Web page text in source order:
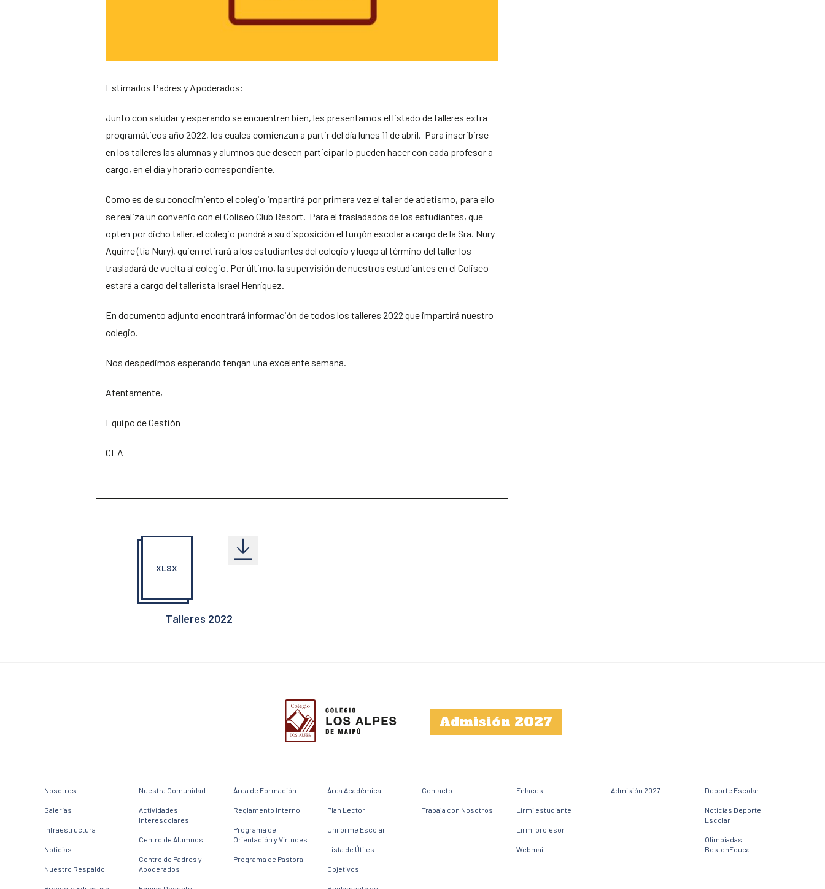
Estimados Padres y Apoderados:
Junto con saludar y esperando se encuentren bien, les presentamos el listado de talleres extra
programáticos año 2022, los cuales comienzan a partir del día lunes 11 de abril. Para inscribirse
en los talleres las alumnas y alumnos que deseen participar lo pueden hacer con cada profesor a
cargo, en el día y horario correspondiente.
Como es de su conocimiento el colegio impartirá por primera vez el taller de atletismo, para ello
se realiza un convenio con el Coliseo Club Resort. Para el trasladados de los estudiantes, que
opten por dicho taller, el colegio pondrá a su disposición el furgón escolar a cargo de la Sra. Nury
Aguirre (tía Nury), quien retirará a los estudiantes del colegio y luego al término del taller los
trasladará de vuelta al colegio. Por último, la supervisión de nuestros estudiantes en el Coliseo
estará a cargo del tallerista Israel Henríquez.
En documento adjunto encontrará información de todos los talleres 2022 que impartirá nuestro
colegio.
Nos despedimos esperando tengan una excelente semana.
Atentamente,
Equipo de Gestión
CLA
XLSX
Talleres 2022
Admisión 2027
Nosotros
Galerías
Infraestructura
Noticias
Nuestro Respaldo
Nuestra Comunidad
Actividades
Interescolares
Centro de Alumnos
Centro de Padres y
Apoderados
Área de Formación
Reglamento Interno
Programa de
Orientación y Virtudes
Programa de Pastoral
Área Académica
Plan Lector
Uniforme Escolar
Lista de Útiles
Objetivos
Contacto
Trabaja con Nosotros
Enlaces
Lirmi estudiante
Lirmi profesor
Webmail
Admisión 2027 Deporte Escolar
Noticias Deporte
Escolar
Olimpiadas
BostonEduca